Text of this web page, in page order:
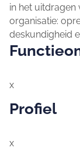
in het uitdragen
organisatie:
deskundigheid
x
Profiel
x